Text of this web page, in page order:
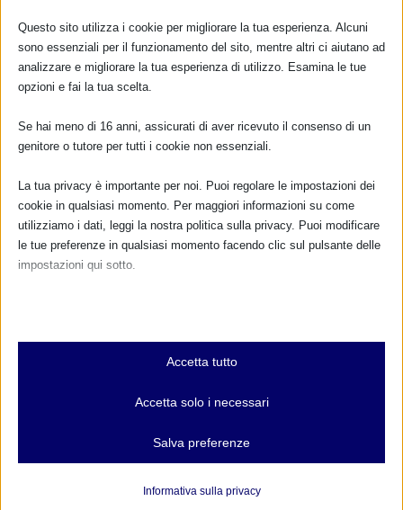
CALENDARIO EVENTI
Questo sito utilizza i cookie per migliorare la tua esperienza. Alcuni
sono essenziali per il funzionamento del sito, mentre altri ci aiutano ad
analizzare e migliorare la tua esperienza di utilizzo. Esamina le tue
opzioni e fai la tua scelta.
Se hai meno di 16 anni, assicurati di aver ricevuto il consenso di un
genitore o tutore per tutti i cookie non essenziali.
La tua privacy è importante per noi. Puoi regolare le impostazioni dei
cookie in qualsiasi momento. Per maggiori informazioni su come
utilizziamo i dati, leggi la nostra politica sulla privacy. Puoi modificare
le tue preferenze in qualsiasi momento facendo clic sul pulsante delle
impostazioni qui sotto.
Essenziali
I cookie e i servizi essenziali abilitano le funzioni di base e sono
e servizi non richiedono il consenso dell'utente secondo il GDPR.
Analitici
Accetta tutto
Accetta solo i necessari
Salva preferenze
Informativa sulla privacy